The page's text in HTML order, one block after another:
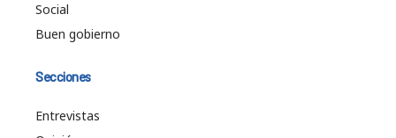
Social
Buen gobierno
Secciones
Entrevistas